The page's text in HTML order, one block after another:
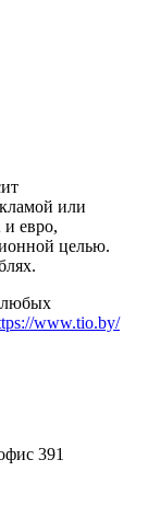
или
евро,
целью.
любых
www.tio.by/
391